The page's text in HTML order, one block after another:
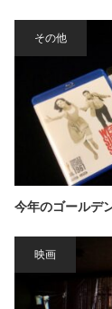
その他
今年のゴールデ
映画